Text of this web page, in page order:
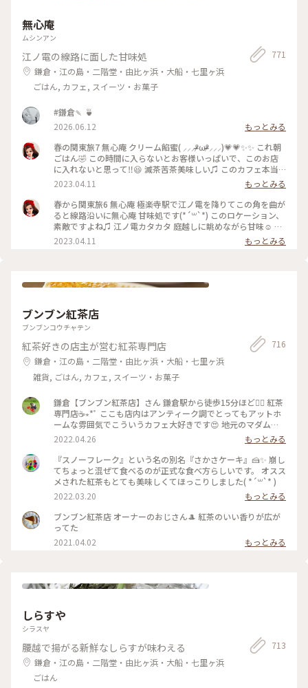
無心庵
ムシンアン
江ノ電の線路に面した甘味処
鎌倉・江の島・二階堂・由比ヶ浜・大船・七里ヶ浜
ごはん, カフェ, スイーツ・お菓子
771
#鎌倉🍡 🍵
2026.06.12
もっとみる
春の関東旅7 無心庵 クリーム餡蜜( ⸝⸝⸝ᵒ̴̶̷ωᵒ̴̶̷⸝⸝⸝)💗💗✨✨ これ朝
ごはん🤣 この時間に入らないとお客様いっぱいで、このお店
に入れないと思って‼️😆 滅茶苦茶美味しい♫ このカフェ本当
におすすめ♫ 江ノ電でぶらぶらしながら鎌倉方面の旅の折に
ぜひどうぞ(*´꒳`*)
2023.04.11
もっとみる
春から関東旅6 無心庵 極楽寺駅で江ノ電を降りてこの角を曲が
ると線路沿いに無心庵 甘味処です(*´꒳`*) このロケーション、
素敵ですよね♫ 江ノ電カタカタ 庭越しに眺めながら甘味☺️ は
ずれないシュチェーション(*´꒳`*)
2023.04.11 もっとみる
ブンブン紅茶店
ブンブンコウチャテン
紅茶好きの店主が営む紅茶専門店
鎌倉・江の島・二階堂・由比ヶ浜・大船・七里ヶ浜
雑貨, ごはん, カフェ, スイーツ・お菓子
716
鎌倉【ブンブン紅茶店】さん 鎌倉駅から徒歩15分ほど🚶‍♀️ 紅茶
専門店☕∗*ﾟ ここも店内はアンティーク調でとってもアットホ
ームな雰囲気でこういうカフェ大好きです😍 地元のマダムさ
んがおしゃべりに夢中でした(笑) 通りかかって気になり
Googleで調べたら、クチコミでは「一見さんお断りな雰囲
気」とか「うちに何か用ですか？って感じの対応」ってあった
のだけど、全然そんなことなくて(男性のマスターが素っ気な
いかな？)女性の方はテキパキと対応されていて、とりあえず
忙しそうではありました😲私は全然嫌な気分ではありませんで
した✨ この逆さまのケーキ？🧐が気になってオーダーしてみた
ところ、 ケーキではなくて、メレンゲのシフォンみたいな感じ
でふわっふわ😍とろけますぅ ひたすら甘々なんだけど、イチ
ゴが甘酸っぱくて、一緒に食べて紅茶をいただくには最高のバ
ランスでした💓 #鎌倉カフェ #紅茶専門店 #ブンブン紅茶店 #
2022.04.26
もっとみる
『スノーフレーク』という名の別名『さかさケーキ』🍰✨ 崩し
てちょっと混ぜて食べるのが正式な食べ方らしいです。 オスス
メされた紅茶もとても美味しくてほっこりしました( *´꒳`* )
2022.03.20
もっとみる
ブンブン紅茶店 オーナーのおじさん🎩 紅茶のいい香りが広が
ってた
2021.04.02
もっとみる
しらすや
シラスヤ
腰越で揚がる新鮮なしらすが味わえる
鎌倉・江の島・二階堂・由比ヶ浜・大船・七里ヶ浜
ごはん
713